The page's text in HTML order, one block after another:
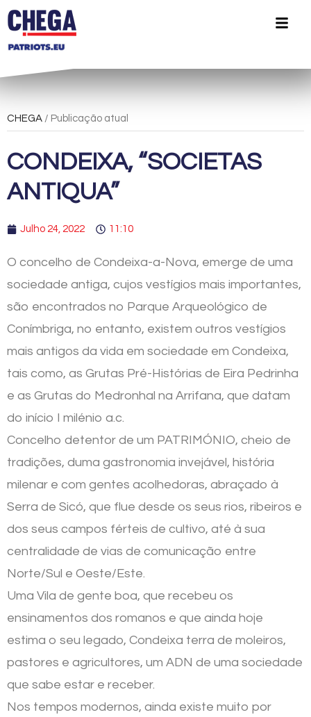
CHEGA / Publicação atual
CONDEIXA, “SOCIETAS
ANTIQUA”
Julho 24, 2022 11:10
O concelho de Condeixa-a-Nova, emerge de uma
sociedade antiga, cujos vestígios mais importantes,
são encontrados no Parque Arqueológico de
Conímbriga, no entanto, existem outros vestígios
mais antigos da vida em sociedade em Condeixa,
tais como, as Grutas Pré-Histórias de Eira Pedrinha
e as Grutas do Medronhal na Arrifana, que datam
do início I milénio a.c.
Concelho detentor de um PATRIMÓNIO, cheio de
tradições, duma gastronomia invejável, história
milenar e com gentes acolhedoras, abraçado à
Serra de Sicó, que flue desde os seus rios, ribeiros e
dos seus campos férteis de cultivo, até à sua
centralidade de vias de comunicação entre
Norte/Sul e Oeste/Este.
Uma Vila de gente boa, que recebeu os
ensinamentos dos romanos e que ainda hoje
estima o seu legado, Condeixa terra de moleiros,
pastores e agricultores, um ADN de uma sociedade
que sabe estar e receber.
Nos tempos modernos, ainda existe muito por